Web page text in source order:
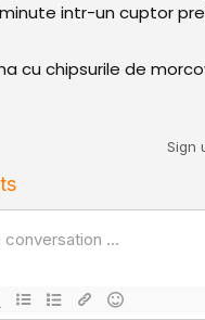
rețetă
intr-un cuptor
cu chipsurile de